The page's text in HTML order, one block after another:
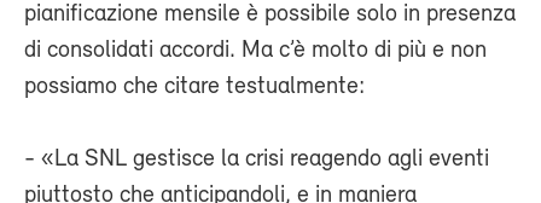
pianificazione mensile è possibile solo in presenza
di consolidati accordi. Ma c’è molto di più e non
possiamo che citare testualmente:
- «La SNL gestisce la crisi reagendo agli eventi
piuttosto che anticipandoli, e in maniera